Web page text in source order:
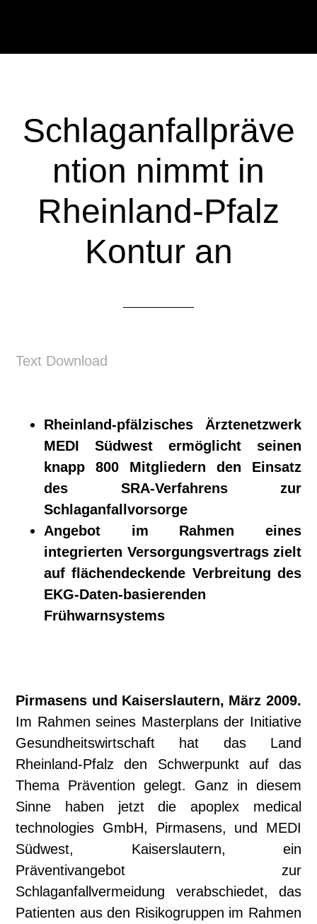
springen
springen
Schlaganfallpräve
ntion nimmt in
Rheinland-Pfalz
Kontur an
Text Download
Rheinland-pfälzisches Ärztenetzwerk
MEDI Südwest ermöglicht seinen
knapp 800 Mitgliedern den Einsatz
des SRA-Verfahrens zur
Schlaganfallvorsorge
Angebot im Rahmen eines
integrierten Versorgungsvertrags zielt
auf flächendeckende Verbreitung des
EKG-Daten-basierenden
Frühwarnsystems
Pirmasens und Kaiserslautern, März 2009.
Im Rahmen seines Masterplans der Initiative
Gesundheitswirtschaft hat das Land
Rheinland-Pfalz den Schwerpunkt auf das
Thema Prävention gelegt. Ganz in diesem
Sinne haben jetzt die apoplex medical
technologies GmbH, Pirmasens, und MEDI
Südwest, Kaiserslautern, ein
Präventivangebot zur
Schlaganfallvermeidung verabschiedet, das
Patienten aus den Risikogruppen im Rahmen